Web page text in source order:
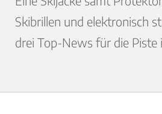
Skibrillen und elektronisch
drei Top-News für die Piste